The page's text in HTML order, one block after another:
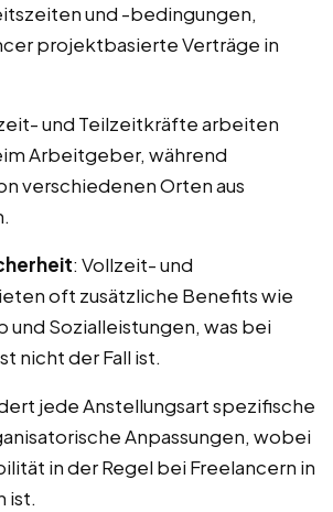
und -bedingungen,
projektbasierte Verträge in
und Teilzeitkräfte arbeiten
Arbeitgeber, während
verschiedenen Orten aus
: Vollzeit- und
oft zusätzliche Benefits wie
und Sozialleistungen, was bei
nicht der Fall ist.
jede Anstellungsart spezifische
Anpassungen, wobei
in der Regel bei Freelancern in
ist.